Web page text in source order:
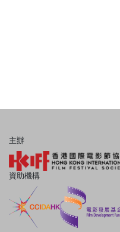
主辦
資助機構